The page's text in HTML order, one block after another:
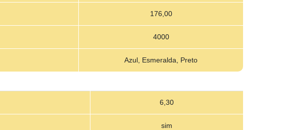
176,00
4000
Azul, Esmeralda, Preto
6,30
sim